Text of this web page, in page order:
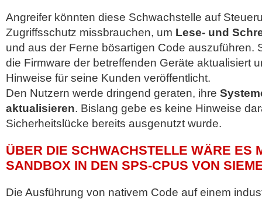
Angreifer könnten diese Schwachstelle auf
Zugriffsschutz missbrauchen, um Lese- und
und aus der Ferne bösartigen Code auszuführen.
die Firmware der betreffenden Geräte aktualisiert
Hinweise für seine Kunden veröffentlicht.
Den Nutzern werde dringend geraten, ihre
aktualisieren. Bislang gebe es keine Hinweise
Sicherheitslücke bereits ausgenutzt wurde.
ÜBER DIE SCHWACHSTELLE WÄRE ES
SANDBOX IN DEN SPS-CPUS VON
Die Ausführung von nativem Code auf einem